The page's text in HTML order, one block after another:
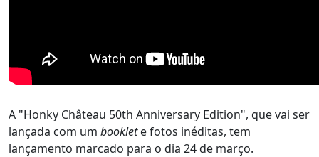
A "Honky Château 50th Anniversary Edition", que vai ser
lançada com um booklete fotos inéditas, tem
lançamento marcado para o dia 24 de março.